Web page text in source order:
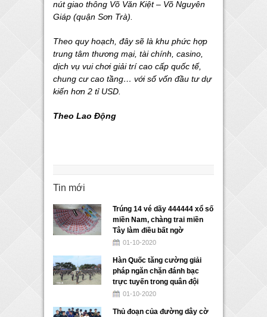
nút giao thông Võ Văn Kiệt – Võ Nguyên
Giáp (quận Sơn Trà).
Theo quy hoạch, đây sẽ là khu phức hợp
trung tâm thương mại, tài chính, casino,
dịch vụ vui chơi giải trí cao cấp quốc tế,
chung cư cao tầng… với số vốn đầu tư dự
kiến hơn 2 tỉ USD.
Theo Lao Động
Tin mới
Trúng 14 vé dãy 444444 xổ số
miền Nam, chàng trai miền
Tây làm điều bất ngờ
01-10-2020
Hàn Quốc tăng cường giải
pháp ngăn chặn đánh bạc
trực tuyến trong quân đội
01-10-2020
Thủ đoạn của đường dây cờ